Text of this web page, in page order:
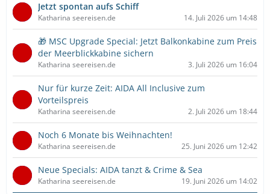
Jetzt spontan aufs Schiff
Katharina seereisen.de 14. Juli 2026 um 14:48
🎁 MSC Upgrade Special: Jetzt Balkonkabine zum Preis
der Meerblickkabine sichern
Katharina seereisen.de 3. Juli 2026 um 16:04
Nur für kurze Zeit: AIDA All Inclusive zum
Vorteilspreis
Katharina seereisen.de 2. Juli 2026 um 18:44
Noch 6 Monate bis Weihnachten!
Katharina seereisen.de 25. Juni 2026 um 12:42
Neue Specials: AIDA tanzt & Crime & Sea
Katharina seereisen.de 19. Juni 2026 um 14:02